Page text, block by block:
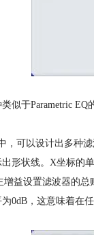
似于Parametric
，可以设计出多种
形状线。X坐标的
增益设置滤波器的
0dB，这意味着在